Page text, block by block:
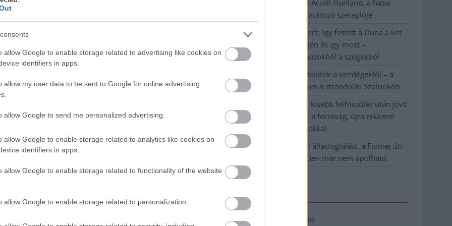
allow Google to enable storage related to advertising like cookies on
identifiers in apps.
allow my user data to be sent to Google for online advertising
allow Google to send me personalized advertising.
allow Google to enable storage related to analytics like cookies on
identifiers in apps.
allow Google to enable storage related to functionality of the website
allow Google to enable storage related to personalization.
be tudják tölteni a szerepüket, az is kell, hogy ne csak
a kellő kompetenciák mellé a szükséges feltételek is
a lehetőségek, a szorosabb együttműködés a
keretek, ahol a védőnő a tevékenységet, például a
részvétel is kell ahhoz, hogy az edukációs és
tevékenységük megfelelő teret kaphasson.
Érezhető a prevenciós szemléletmód
Csődbe ment a tószegi Accell Hunland, a hazai
kerékpárgyártás meghatározó szereplője
Egyszer fent, egyszer lent, így festett a Duna a két
évvel ezelőtti árvíz idején és így most –
fotógyűjtemény ugyanazokból a szögekből
Ilyenek eddig a tapasztalatok a vendégektől – a
hőhullám miatt ingyenes a strandolás Szolnokon
Nem biztató: a hétvégi kisebb felfrissülés után jövő
héten megint visszatér a forróság, újra rekkenő
hőség jön, akár 38 fokokkal
Közzétették a szakértői állásfoglalást, a Fiumei úti
fák többsége szakszerűen már nem ápolható
Adatkezelési tájékoztató